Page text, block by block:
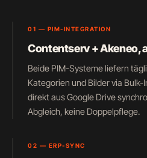
01 — PIM-INTEGRATION
Contentserv + Akeneo,
Beide PIM-Systeme liefern
Kategorien und Bilder via
direkt aus Google Drive
Abgleich, keine Doppelpflege.
02 — ERP-SYNC